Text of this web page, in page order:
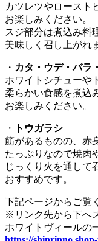
カツレツやロースト
お楽しみください。
スジ部分は煮込み料
美味しく召し上がれ
・ カタ・ウデ・バラ
ホワイトシチューや
柔らかい食感を煮込
お楽しみください。
・
トウガラシ
筋があるものの、赤
たっぷりなので焼肉
じっくり火を通して
おすすめです。
下記ページからご覧
※リンク先から下へ
ホワイトヴィールの